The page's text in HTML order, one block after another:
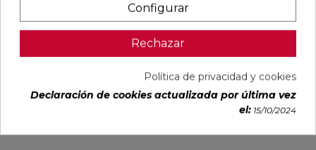
(IVA incl.)
AÑADIR
Configurar
Rechazar
Política de privacidad y cookies
Declaración de cookies actualizada por última vez
el: 15/10/2024